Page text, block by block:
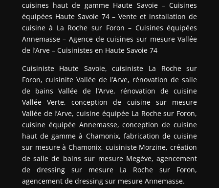
cuisines haut de gamme Haute Savoie – Cuisines
équipées Haute Savoie 74 – Vente et installation de
cuisine à La Roche sur Foron – Cuisines équipées
Annemasse – Agence de cuisines sur mesure Vallée
de l’Arve – Cuisinistes en Haute Savoie 74
Cuisiniste Haute Savoie, cuisiniste La Roche sur
Foron, cuisinite Vallée de l’Arve, rénovation de salle
de bains Vallée de l’Arve, rénovation de cuisine
Vallée Verte, conception de cuisine sur mesure
Vallée de l’Arve, cuisine équipée La Roche sur Foron,
cuisine équipée Annemasse, conception de cuisine
haut de gamme à Chamonix, fabrication de cuisine
sur mesure à Chamonix, cuisiniste Morzine, création
de salle de bains sur mesure Megève, agencement
de dressing sur mesure La Roche sur Foron,
agencement de dressing sur mesure Annemasse.